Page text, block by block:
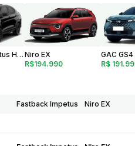
Fastback Impetus Hybrid Niro EX
R$194.990
R$
Fastback Impetus Niro EX